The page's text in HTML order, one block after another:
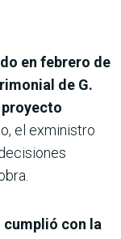
en febrero de
de G.
el exmi­nistro
cumplió con la